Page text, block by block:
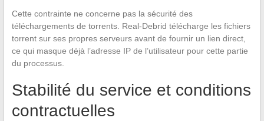
Cette contrainte ne concerne pas la sécurité des
téléchargements de torrents. Real-Debrid télécharge les fichiers
torrent sur ses propres serveurs avant de fournir un lien direct,
ce qui masque déjà l’adresse IP de l’utilisateur pour cette partie
du processus.
Stabilité du service et conditions
contractuelles